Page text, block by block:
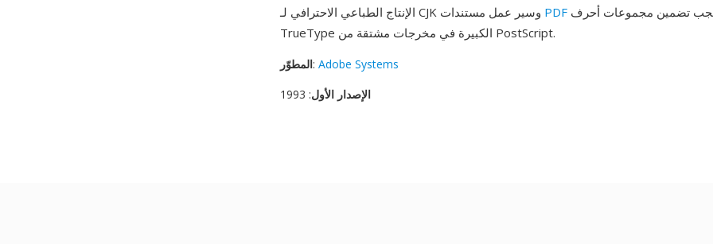
PDF
TrueType الكبيرة في مخرجات مشتقة من PostScript.
المطوّر: Adobe Systems
الإصدار الأول: 1993